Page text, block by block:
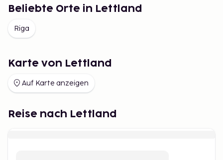
Beliebte Orte in Lettland
Riga
Karte von Lettland
Auf Karte anzeigen
Reise nach Lettland